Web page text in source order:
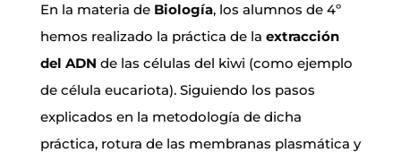
En la materia de Biología, los alumnos de 4º
hemos realizado la práctica de la extracción
del ADN de las células del kiwi (como ejemplo
de célula eucariota). Siguiendo los pasos
explicados en la metodología de dicha
práctica, rotura de las membranas plasmática y